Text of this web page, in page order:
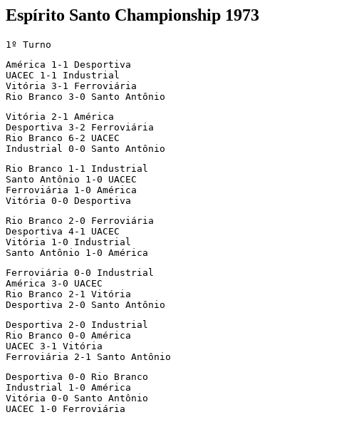
Espírito Santo Championship 1973
1º Turno
América 1-1 Desportiva
UACEC 1-1 Industrial
Vitória 3-1 Ferroviária
Rio Branco 3-0 Santo Antônio
Vitória 2-1 América
Desportiva 3-2 Ferroviária
Rio Branco 6-2 UACEC
Industrial 0-0 Santo Antônio
Rio Branco 1-1 Industrial
Santo Antônio 1-0 UACEC
Ferroviária 1-0 América
Vitória 0-0 Desportiva
Rio Branco 2-0 Ferroviária
Desportiva 4-1 UACEC
Vitória 1-0 Industrial
Santo Antônio 1-0 América
Ferroviária 0-0 Industrial
América 3-0 UACEC
Rio Branco 2-1 Vitória
Desportiva 2-0 Santo Antônio
Desportiva 2-0 Industrial
Rio Branco 0-0 América
UACEC 3-1 Vitória
Ferroviária 2-1 Santo Antônio
Desportiva 0-0 Rio Branco
Industrial 1-0 América
Vitória 0-0 Santo Antônio
UACEC 1-0 Ferroviária